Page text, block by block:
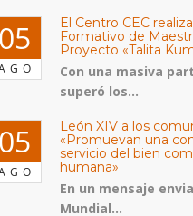
El Centro CEC
Formativo de
Proyecto «Talita
Con una masiva
superó los...
León XIV a los
«Promuevan una
servicio del bien
humana»
En un mensaje
Mundial...